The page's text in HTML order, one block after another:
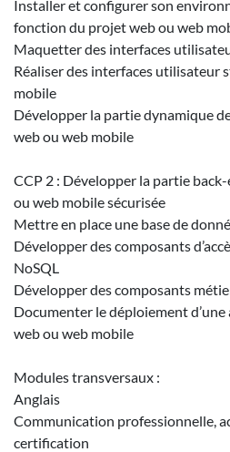
Installer et configurer son
fonction du projet web ou web
Maquetter des interfaces
Réaliser des interfaces utilisateur
mobile
Développer la partie dynamique
web ou web mobile
CCP 2 : Développer la partie
ou web mobile sécurisée
Mettre en place une base de
Développer des composants
NoSQL
Développer des composants
Documenter le déploiement
web ou web mobile
Modules transversaux :
Anglais
Communication professionnelle,
certification